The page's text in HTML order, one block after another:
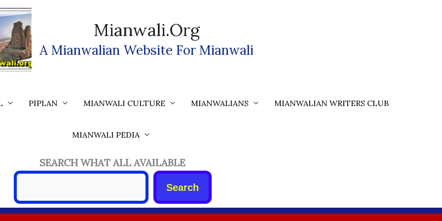
Mianwali.org
A Mianwalian Website For Mianwali
PIPLAN MIANWALI CULTURE MIANWALIANS MIANWALIAN WRITERS CLUB
MIANWALI PEDIA
SEARCH WHAT ALL AVAILABLE
Search